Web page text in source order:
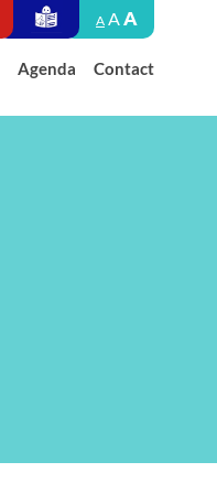
A AA
Agenda Contact